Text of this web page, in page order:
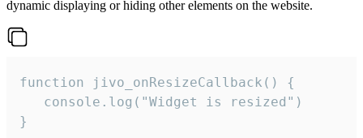
dynamic displaying or hiding other elements on the website.
function jivo_onResizeCallback() {
   console.log("Widget is resized")
}